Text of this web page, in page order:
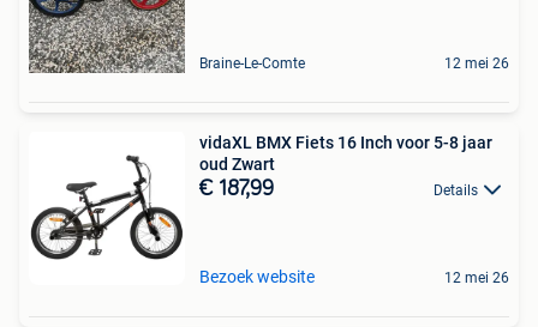
Braine-Le-Comte 12 mei 26
vidaXL BMX Fiets 16 Inch voor 5-8 jaar
oud Zwart
€ 187,99 Details
Bezoek website 12 mei 26